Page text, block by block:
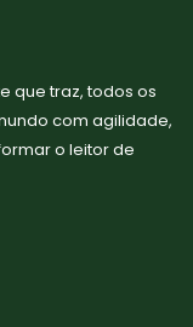
que traz, todos os
com agilidade,
o leitor de